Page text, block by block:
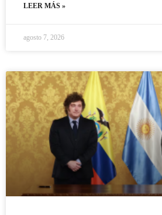
LEER MÁS »
agosto 7, 2026